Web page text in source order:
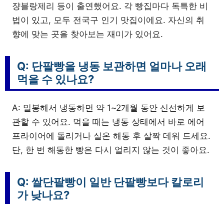
쟝블랑제리 등이 출연했어요. 각 빵집마다 독특한 비
법이 있고, 모두 전국구 인기 맛집이에요. 자신의 취
향에 맞는 곳을 찾아보는 재미가 있어요.
Q: 단팥빵을 냉동 보관하면 얼마나 오래
먹을 수 있나요?
A: 밀봉해서 냉동하면 약 1~2개월 동안 신선하게 보
관할 수 있어요. 먹을 때는 냉동 상태에서 바로 에어
프라이어에 돌리거나 실온 해동 후 살짝 데워 드세요.
단, 한 번 해동한 빵은 다시 얼리지 않는 것이 좋아요.
Q: 쌀단팥빵이 일반 단팥빵보다 칼로리
가 낮나요?